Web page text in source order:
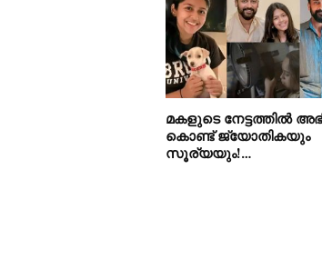
മകളുടെ നേട്ടത്തിൽ
കൊണ്ട് ജ്യോതികയും
സൂര്യയും!…